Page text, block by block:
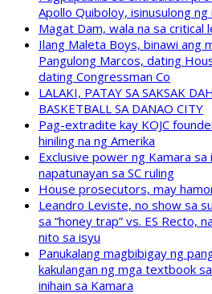
Apollo Quiboloy, isinusulong
Magat Dam, wala na sa critical
Ilang Maleta Boys, binawi ang
Pangulong Marcos, dating
dating Congressman Co
LALAKI, PATAY SA SAKSAK
BASKETBALL SA DANAO CITY
Pag-extradite kay KOJC
hiniling na ng Amerika
Exclusive power ng Kamara sa
napatunayan sa SC ruling
House prosecutors, may
Leandro Leviste, no show sa
sa “honey trap” vs. ES Recto,
nito sa isyu
Panukalang magbibigay ng
kakulangan ng mga textbook
inihain sa Kamara